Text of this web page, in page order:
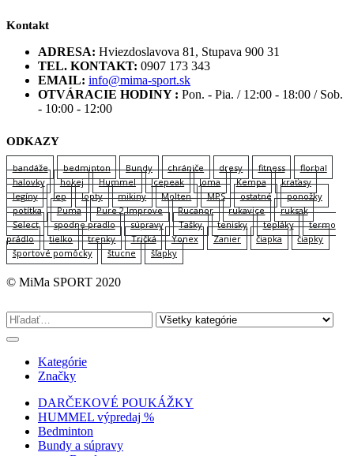
Kontakt
ADRESA: Hviezdoslavova 81, Stupava 900 31
TEL. KONTAKT: 0907 173 343
EMAIL: info@mima-sport.sk
OTVÁRACIE HODINY : Pon. - Pia. / 12:00 - 18:00 / Sob.
- 10:00 - 12:00
ODKAZY
bandáže bedminton Bundy chrániče dresy fitness
florbal
halovky
hokej Hummel Icepeak Joma Kempa
kraťasy
legíny
lep lopty mikiny Molten MPS ostatné
ponožky
potítka
Puma Pure 2 Improve Rucanor rukavice
ruksak
Select
spodne pradlo súpravy Tašky tenisky tepláky
termo
prádlo
tielko trenky Tričká Yonex Zanier čiapka
čiapky
športové pomôcky
štucne šľapky
© MiMa SPORT 2020
Kategórie
Značky
DARČEKOVÉ POUKÁŽKY
HUMMEL výpredaj %
Bedminton
Bundy a súpravy